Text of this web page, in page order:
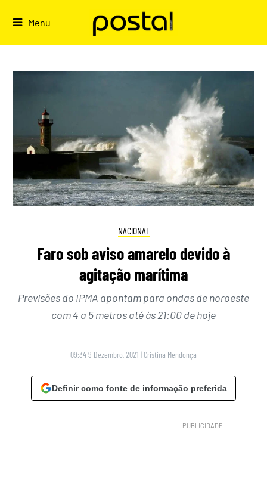
Menu
NACIONAL
Faro sob aviso amarelo devido à
agitação marítima
Previsões do IPMA apontam para ondas de noroeste
com 4 a 5 metros até às 21:00 de hoje
09:34 9 Dezembro, 2021 | Cristina Mendonça
Definir como fonte de informação preferida